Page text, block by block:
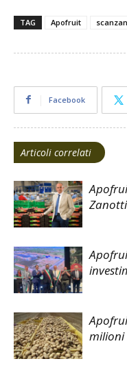
TAG Apofruit
Facebook
Articoli correlati
milioni